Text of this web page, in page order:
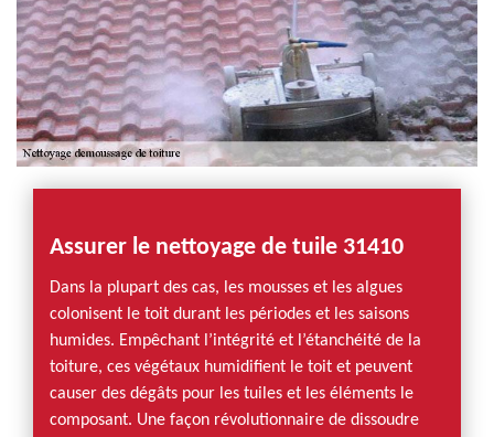
Assurer le nettoyage de tuile 31410
Dans la plupart des cas, les mousses et les algues
colonisent le toit durant les périodes et les saisons
humides. Empêchant l’intégrité et l’étanchéité de la
toiture, ces végétaux humidifient le toit et peuvent
causer des dégâts pour les tuiles et les éléments le
composant. Une façon révolutionnaire de dissoudre